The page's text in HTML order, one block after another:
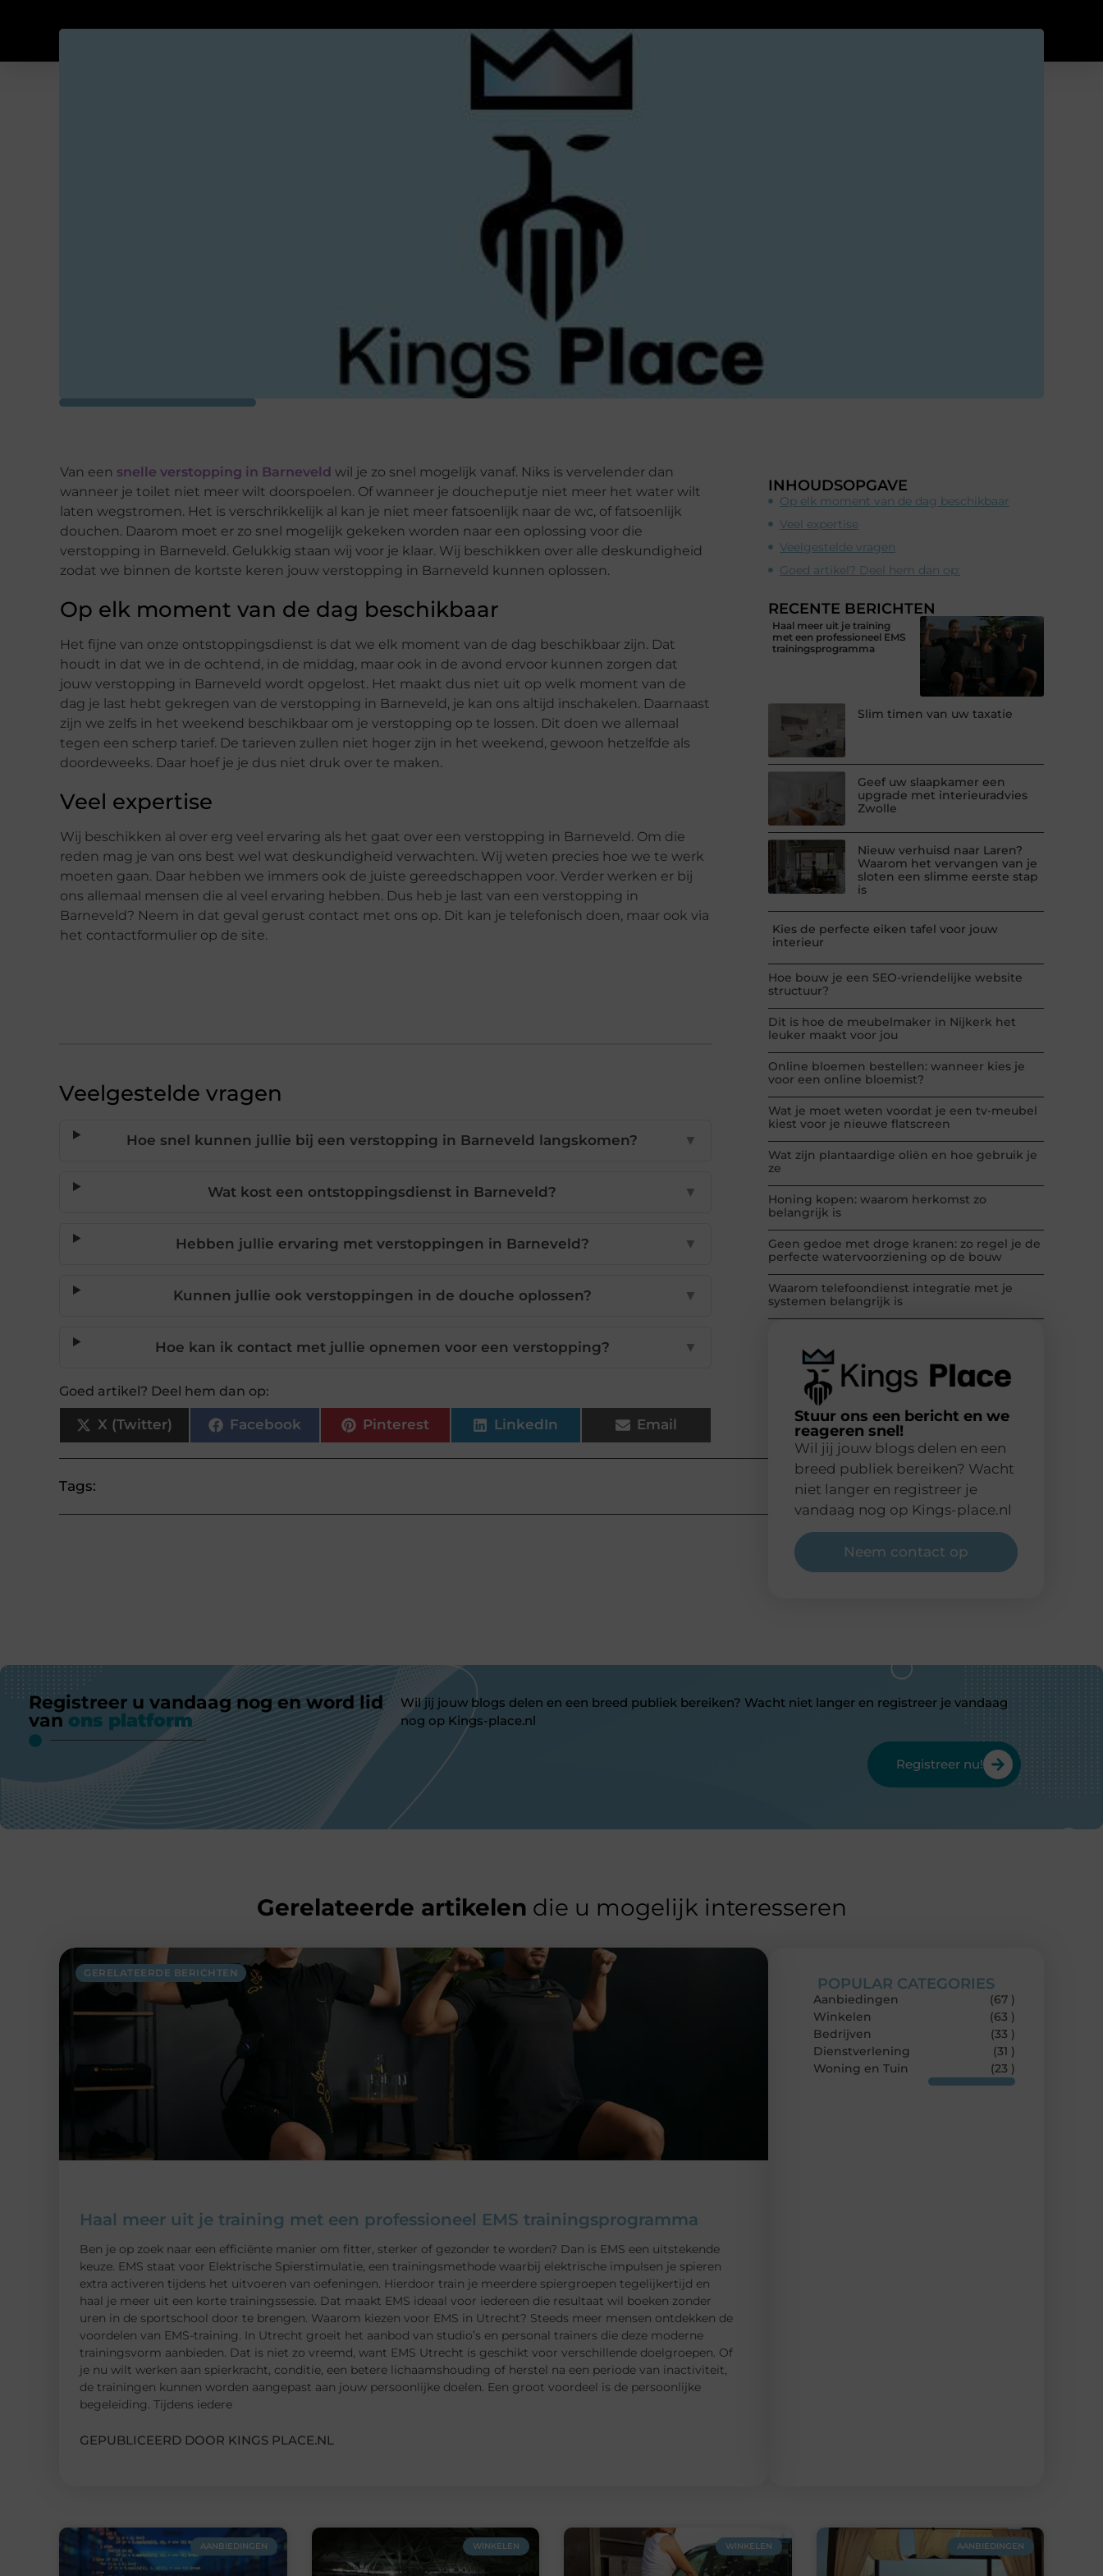
Van een snelle verstopping in Barneveld wil je zo snel mogelijk vanaf. Niks is vervelender dan
wanneer je toilet niet meer wilt doorspoelen. Of wanneer je doucheputje niet meer het water wilt
laten wegstromen. Het is verschrikkelijk al kan je niet meer fatsoenlijk naar de wc, of fatsoenlijk
douchen. Daarom moet er zo snel mogelijk gekeken worden naar een oplossing voor die
verstopping in Barneveld. Gelukkig staan wij voor je klaar. Wij beschikken over alle deskundigheid
zodat we binnen de kortste keren jouw verstopping in Barneveld kunnen oplossen.
Op elk moment van de dag beschikbaar
Het fijne van onze ontstoppingsdienst is dat we elk moment van de dag beschikbaar zijn. Dat
houdt in dat we in de ochtend, in de middag, maar ook in de avond ervoor kunnen zorgen dat
jouw verstopping in Barneveld wordt opgelost. Het maakt dus niet uit op welk moment van de
dag je last hebt gekregen van de verstopping in Barneveld, je kan ons altijd inschakelen. Daarnaast
zijn we zelfs in het weekend beschikbaar om je verstopping op te lossen. Dit doen we allemaal
tegen een scherp tarief. De tarieven zullen niet hoger zijn in het weekend, gewoon hetzelfde als
doordeweeks. Daar hoef je je dus niet druk over te maken.
Veel expertise
Wij beschikken al over erg veel ervaring als het gaat over een verstopping in Barneveld. Om die
reden mag je van ons best wel wat deskundigheid verwachten. Wij weten precies hoe we te werk
moeten gaan. Daar hebben we immers ook de juiste gereedschappen voor. Verder werken er bij
ons allemaal mensen die al veel ervaring hebben. Dus heb je last van een verstopping in
Barneveld? Neem in dat geval gerust contact met ons op. Dit kan je telefonisch doen, maar ook via
het contactformulier op de site.
Veelgestelde vragen
Hoe snel kunnen jullie bij een verstopping in Barneveld langskomen? ▼
Wat kost een ontstoppingsdienst in Barneveld? ▼
Hebben jullie ervaring met verstoppingen in Barneveld? ▼
Kunnen jullie ook verstoppingen in de douche oplossen? ▼
Hoe kan ik contact met jullie opnemen voor een verstopping? ▼
Goed artikel? Deel hem dan op:
X (Twitter) Facebook Pinterest LinkedIn Email
Tags:
INHOUDSOPGAVE
Op elk moment van de dag beschikbaar
Veel expertise
Veelgestelde vragen
Goed artikel? Deel hem dan op:
RECENTE BERICHTEN
Haal meer uit je training
met een professioneel EMS
trainingsprogramma
Slim timen van uw taxatie
Geef uw slaapkamer een
upgrade met interieuradvies
Zwolle
Nieuw verhuisd naar Laren?
Waarom het vervangen van je
sloten een slimme eerste stap
is
Kies de perfecte eiken tafel voor jouw
interieur
Hoe bouw je een SEO-vriendelijke website
structuur?
Dit is hoe de meubelmaker in Nijkerk het
leuker maakt voor jou
Online bloemen bestellen: wanneer kies je
voor een online bloemist?
Wat je moet weten voordat je een tv-meubel
kiest voor je nieuwe flatscreen
Wat zijn plantaardige oliën en hoe gebruik je
ze
Honing kopen: waarom herkomst zo
belangrijk is
Geen gedoe met droge kranen: zo regel je de
perfecte watervoorziening op de bouw
Waarom telefoondienst integratie met je
systemen belangrijk is
Stuur ons een bericht en we
reageren snel!
Wil jij jouw blogs delen en een
breed publiek bereiken? Wacht
niet langer en registreer je
vandaag nog op Kings-place.nl
Neem contact op
Registreer u vandaag nog en word lid
van ons platform
Wil jij jouw blogs delen en een breed publiek bereiken? Wacht niet langer en registreer je vandaag
nog op Kings-place.nl
Registreer nu!
Gerelateerde artikelen die u mogelijk interesseren
GERELATEERDE BERICHTEN
Haal meer uit je training met een professioneel EMS trainingsprogramma
Ben je op zoek naar een efficiënte manier om fitter, sterker of gezonder te worden? Dan is EMS een uitstekende
keuze. EMS staat voor Elektrische Spierstimulatie, een trainingsmethode waarbij elektrische impulsen je spieren
extra activeren tijdens het uitvoeren van oefeningen. Hierdoor train je meerdere spiergroepen tegelijkertijd en
haal je meer uit een korte trainingssessie. Dat maakt EMS ideaal voor iedereen die resultaat wil boeken zonder
uren in de sportschool door te brengen. Waarom kiezen voor EMS in Utrecht? Steeds meer mensen ontdekken de
voordelen van EMS-training. In Utrecht groeit het aanbod van studio’s en personal trainers die deze moderne
trainingsvorm aanbieden. Dat is niet zo vreemd, want EMS Utrecht is geschikt voor verschillende doelgroepen. Of
je nu wilt werken aan spierkracht, conditie, een betere lichaamshouding of herstel na een periode van inactiviteit,
de trainingen kunnen worden aangepast aan jouw persoonlijke doelen. Een groot voordeel is de persoonlijke
begeleiding. Tijdens iedere
GEPUBLICEERD DOOR KINGS PLACE.NL
POPULAR CATEGORIES
Aanbiedingen
(67 )
Winkelen
(63 )
Bedrijven
(33 )
Dienstverlening
(31 )
Woning en Tuin
(23 )
AANBIEDINGEN WINKELEN WINKELEN AANBIEDINGEN